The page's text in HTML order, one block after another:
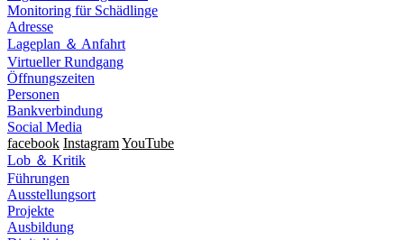
Monitoring für Schädlinge
Adresse
Lageplan ＆ Anfahrt
Virtueller Rundgang
Öffnungszeiten
Personen
Bankverbindung
Social Media
facebook InstagramYouTube
Lob ＆ Kritik
Führungen
Ausstellungsort
Projekte
Ausbildung